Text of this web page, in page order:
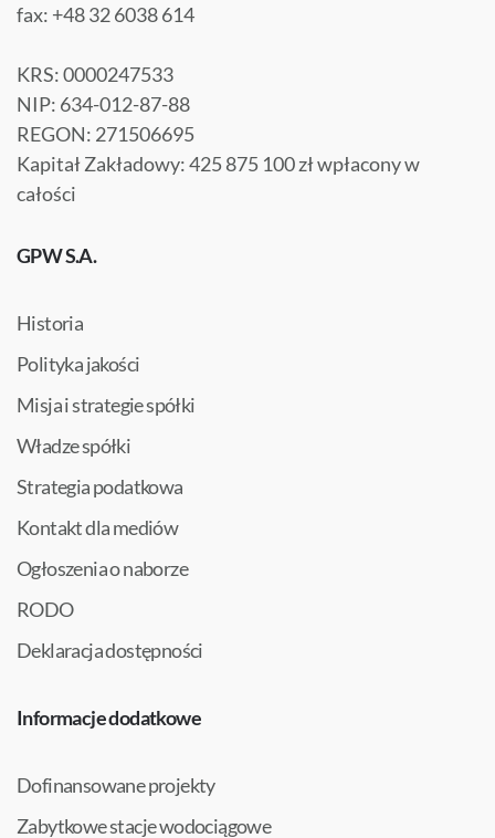
fax: +48 32 6038 614
KRS: 0000247533
NIP: 634-012-87-88
REGON: 271506695
Kapitał Zakładowy: 425 875 100 zł wpłacony w
całości
GPW S.A.
Historia
Polityka jakości
Misja i strategie spółki
Władze spółki
Strategia podatkowa
Kontakt dla mediów
Ogłoszenia o naborze
RODO
Deklaracja dostępności
Informacje dodatkowe
Dofinansowane projekty
Zabytkowe stacje wodociągowe